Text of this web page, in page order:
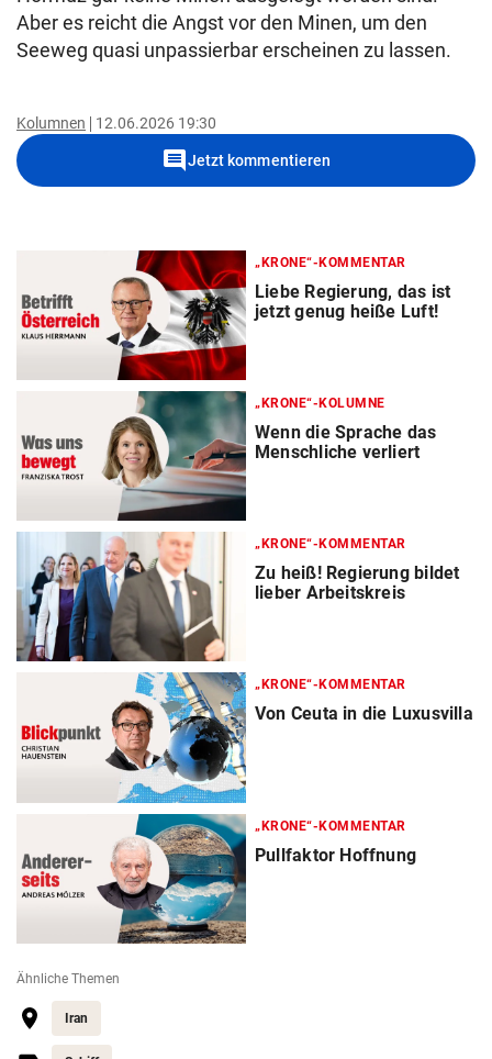
Aber es reicht die Angst vor den Minen, um den
Seeweg quasi unpassierbar erscheinen zu lassen.
Kolumnen 12.06.2026 19:30
commentJetzt kommentieren
„KRONE“-KOMMENTAR
Liebe Regierung, das ist
jetzt genug heiße Luft!
„KRONE“-KOLUMNE
Wenn die Sprache das
Menschliche verliert
„KRONE“-KOMMENTAR
Zu heiß! Regierung bildet
lieber Arbeitskreis
„KRONE“-KOMMENTAR
Von Ceuta in die Luxusvilla
„KRONE“-KOMMENTAR
Pullfaktor Hoffnung
Ähnliche Themen
Iran